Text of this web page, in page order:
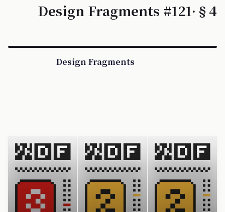
Design Fragments #121·§4
Design Fragments